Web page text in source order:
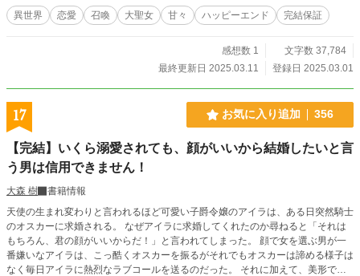
異世界 恋愛 召喚 大聖女 甘々 ハッピーエンド 完結保証
感想数 1
文字数 37,784
最終更新日 2025.03.11
登録日 2025.03.01
17 お気に入り追加 356
【完結】いくら溺愛されても、顔がいいから結婚したいと言
う男は信用できません！
大森 樹
書籍情報
天使の生まれ変わりと言われるほど可愛い子爵令嬢のアイラは、ある日突然騎士
のオスカーに求婚される。 なぜアイラに求婚してくれたのか尋ねると「それは
もちろん、君の顔がいいからだ！」と言われてしまった。 顔で女を選ぶ男が一
番嫌いなアイラは、こっ酷くオスカーを振るがそれでもオスカーは諦める様子は
なく毎日アイラに熱烈なラブコールを送るのだった。 それに加えて、美形で紳